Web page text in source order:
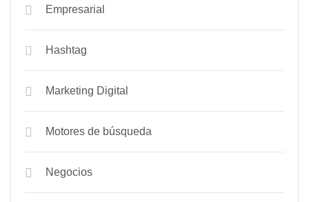
Empresarial
Hashtag
Marketing Digital
Motores de búsqueda
Negocios